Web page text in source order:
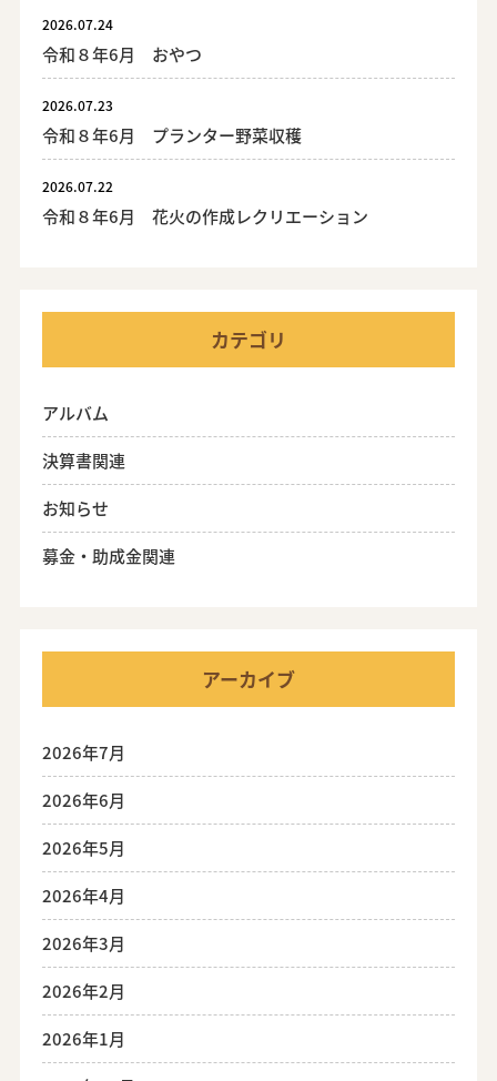
2026.07.24
令和８年6月 おやつ
2026.07.23
令和８年6月 プランター野菜収穫
2026.07.22
令和８年6月 花火の作成レクリエーション
カテゴリ
アルバム
決算書関連
お知らせ
募金・助成金関連
アーカイブ
2026年7月
2026年6月
2026年5月
2026年4月
2026年3月
2026年2月
2026年1月